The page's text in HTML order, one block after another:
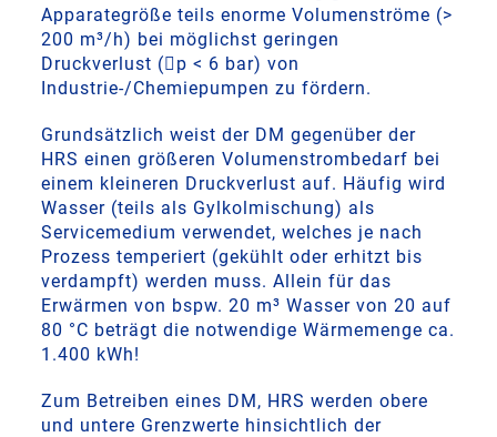
Apparategröße teils enorme Volumenströme (>
200 m³/h) bei möglichst geringen
Druckverlust (p < 6 bar) von
Industrie-/Chemiepumpen zu fördern.
Grundsätzlich weist der DM gegenüber der
HRS einen größeren Volumenstrombedarf bei
einem kleineren Druckverlust auf. Häufig wird
Wasser (teils als Gylkolmischung) als
Servicemedium verwendet, welches je nach
Prozess temperiert (gekühlt oder erhitzt bis
verdampft) werden muss. Allein für das
Erwärmen von bspw. 20 m³ Wasser von 20 auf
80 °C beträgt die notwendige Wärmemenge ca.
1.400 kWh!
Zum Betreiben eines DM, HRS werden obere
und untere Grenzwerte hinsichtlich der